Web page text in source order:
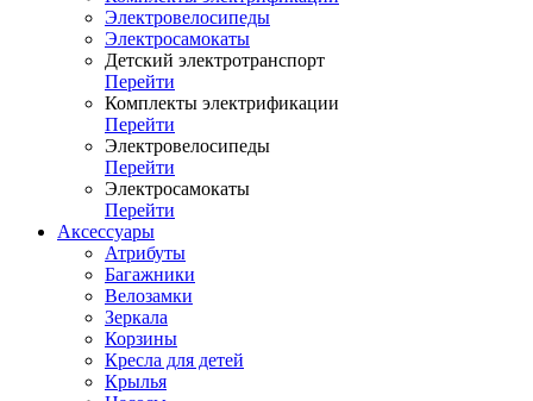
Электровелосипеды
Электросамокаты
Детский электротранспорт
Перейти
Комплекты электрификации
Перейти
Электровелосипеды
Перейти
Электросамокаты
Перейти
Аксессуары
Атрибуты
Багажники
Велозамки
Зеркала
Корзины
Кресла для детей
Крылья